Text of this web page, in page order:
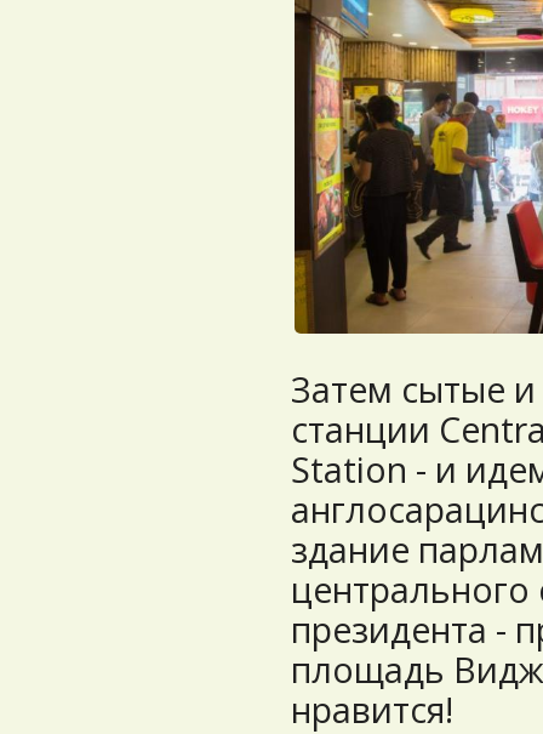
Затем сытые
станции
Station - и
здание
президента -
площадь
нравится!